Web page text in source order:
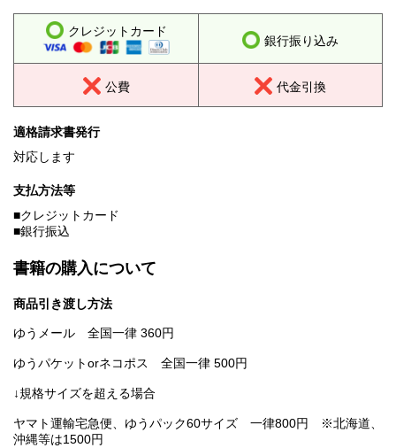
クレジットカード
銀行振り込み
公費 代金引換
適格請求書発行
対応します
支払方法等
■クレジットカード
■銀行振込
書籍の購入について
商品引き渡し方法
ゆうメール 全国一律 360円
ゆうパケットorネコポス 全国一律 500円
↓規格サイズを超える場合
ヤマト運輸宅急便、ゆうパック60サイズ 一律800円 ※北海道、
沖縄等は1500円